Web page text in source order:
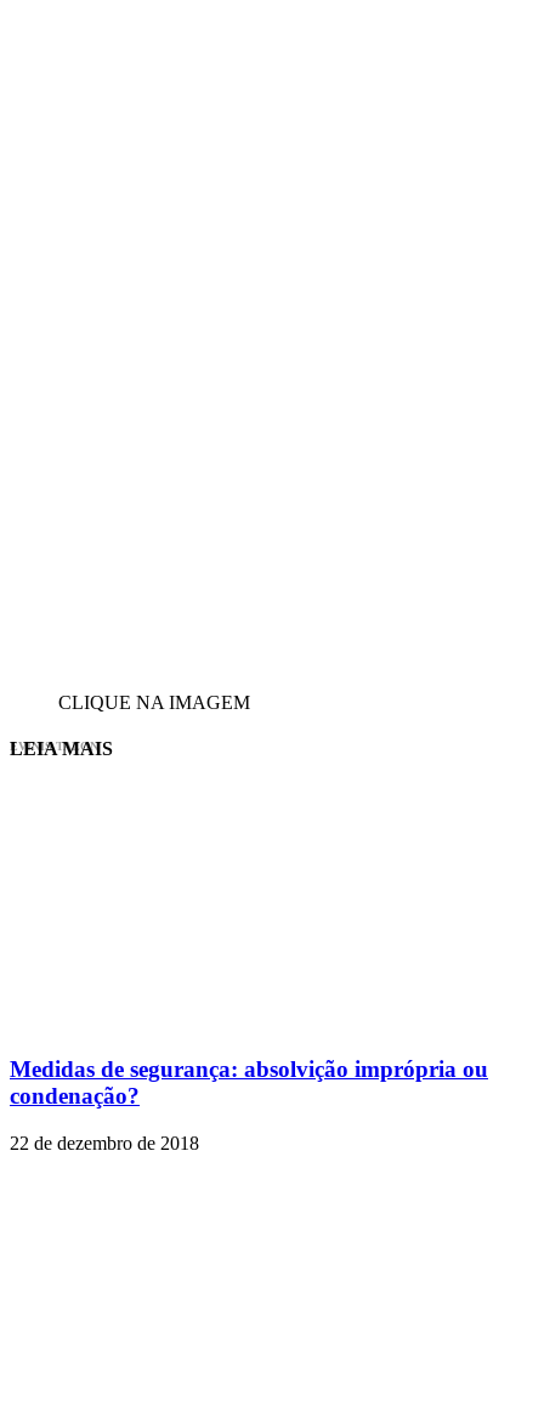
CLIQUE NA IMAGEM
EVINIS TALON
LEIA MAIS
Medidas de segurança: absolvição imprópria ou
condenação?
22 de dezembro de 2018